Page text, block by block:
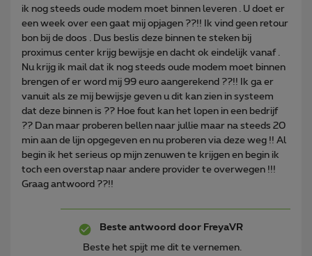
ik nog steeds oude modem moet binnen leveren . U doet er
een week over een gaat mij opjagen ??!! Ik vind geen retour
bon bij de doos . Dus beslis deze binnen te steken bij
proximus center krijg bewijsje en dacht ok eindelijk vanaf .
Nu krijg ik mail dat ik nog steeds oude modem moet binnen
brengen of er word mij 99 euro aangerekend ??!! Ik ga er
vanuit als ze mij bewijsje geven u dit kan zien in systeem
dat deze binnen is ?? Hoe fout kan het lopen in een bedrijf
?? Dan maar proberen bellen naar jullie maar na steeds 20
min aan de lijn opgegeven en nu proberen via deze weg !! Al
begin ik het serieus op mijn zenuwen te krijgen en begin ik
toch een overstap naar andere provider te overwegen !!!
Graag antwoord ??!!
Beste antwoord door FreyaVR
Beste het spijt me dit te vernemen.